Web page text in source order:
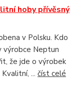
hoby přívěsný
v Polsku. Kdo
výrobce Neptun
že jde o výrobek
... číst celé